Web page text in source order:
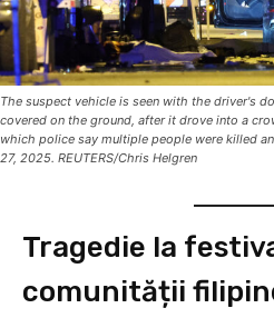
The suspect vehicle is seen with the driver's
covered on the ground, after it drove into a
which police say multiple people were killed
27, 2025. REUTERS/Chris Helgren
Tragedie la
comunității